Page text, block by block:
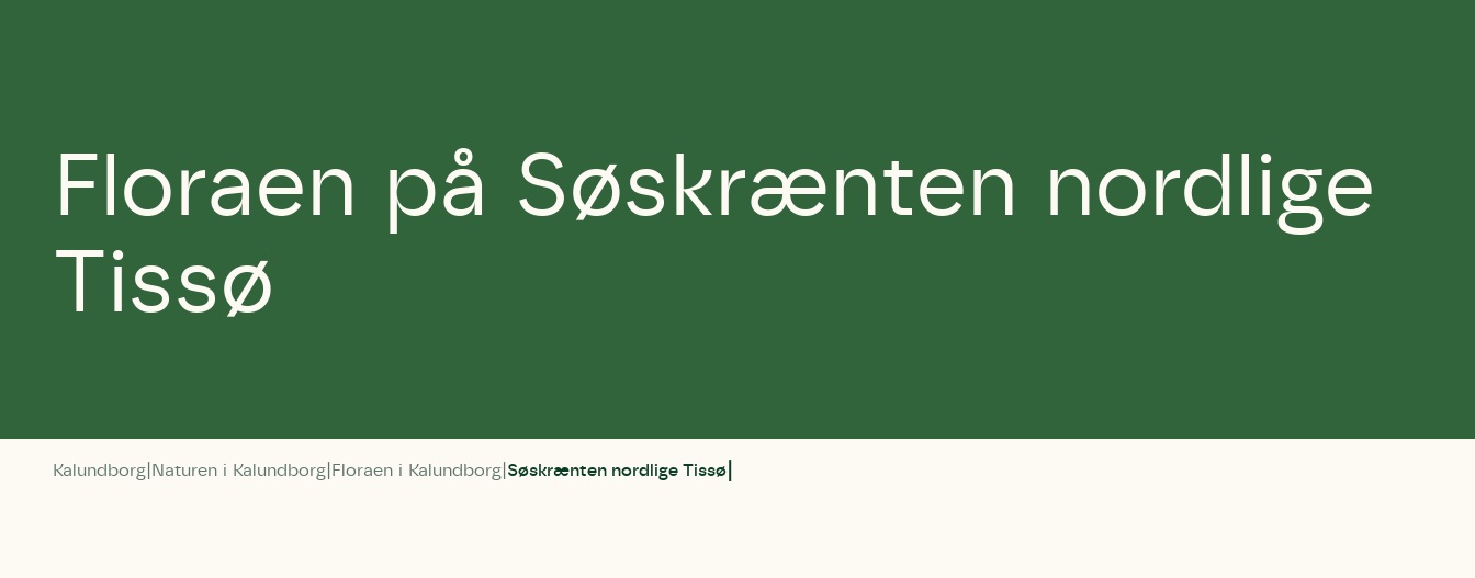
Floraen på Søskrænten nordlige
Tissø
Kalundborg Naturen i Kalundborg Floraen i Kalundborg Søskrænten nordlige Tissø